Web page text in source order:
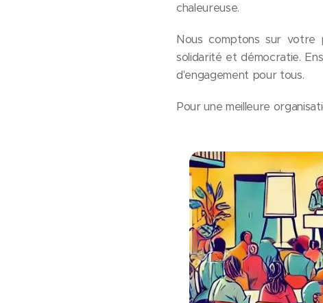
chaleureuse.
Nous comptons sur votre
solidarité et démocratie.
d'engagement pour tous.
Pour une meilleure